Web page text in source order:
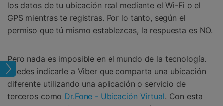
los datos de tu ubicación real mediante el Wi-Fi o el
GPS mientras te registras. Por lo tanto, según el
permiso que tú mismo establezcas, la respuesta es NO.
Pero nada es imposible en el mundo de la tecnología.
Puedes indicarle a Viber que comparta una ubicación
diferente utilizando una aplicación o servicio de
terceros como Dr.Fone - Ubicación Virtual. Con esta